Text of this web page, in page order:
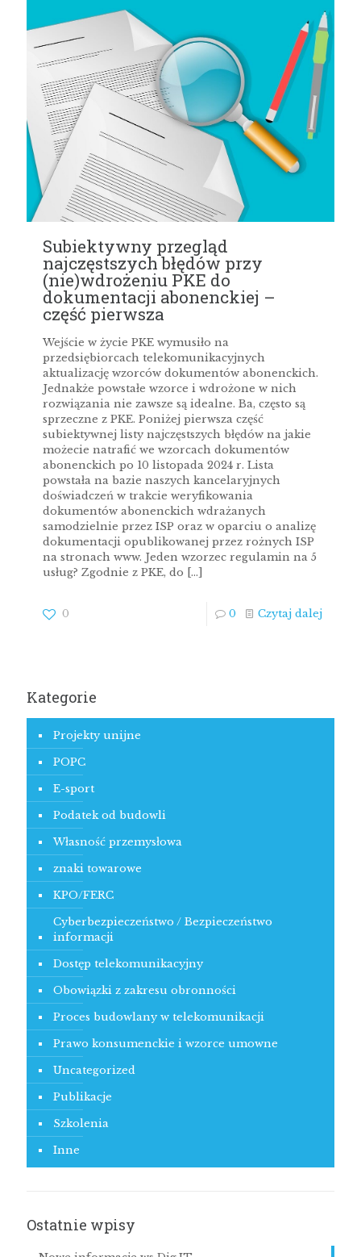
Subiektywny przegląd
najczęstszych błędów przy
(nie)wdrożeniu PKE do
dokumentacji abonenckiej –
część pierwsza
Wejście w życie PKE wymusiło na
przedsiębiorcach telekomunikacyjnych
aktualizację wzorców dokumentów abonenckich.
Jednakże powstałe wzorce i wdrożone w nich
rozwiązania nie zawsze są idealne. Ba, często są
sprzeczne z PKE. Poniżej pierwsza część
subiektywnej listy najczęstszych błędów na jakie
możecie natrafić we wzorcach dokumentów
abonenckich po 10 listopada 2024 r. Lista
powstała na bazie naszych kancelaryjnych
doświadczeń w trakcie weryfikowania
dokumentów abonenckich wdrażanych
samodzielnie przez ISP oraz w oparciu o analizę
dokumentacji opublikowanej przez rożnych ISP
na stronach www. Jeden wzorzec regulamin na 5
usług? Zgodnie z PKE, do […]
0 0 Czytaj dalej
Kategorie
Projekty unijne
POPC
E-sport
Podatek od budowli
Własność przemysłowa
znaki towarowe
KPO/FERC
Cyberbezpieczeństwo / Bezpieczeństwo
informacji
Dostęp telekomunikacyjny
Obowiązki z zakresu obronności
Proces budowlany w telekomunikacji
Prawo konsumenckie i wzorce umowne
Uncategorized
Publikacje
Szkolenia
Inne
Ostatnie wpisy